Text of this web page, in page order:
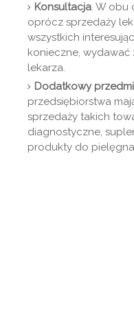
Konsultacja. W obu
oprócz sprzedaży
wszystkich
konieczne,
lekarza.
Dodatkowy
przedsiębiorstwa
sprzedaży takich
diagnostyczne,
produkty do